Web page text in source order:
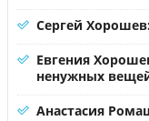
Сергей
Евгения
ненужных
Анастасия